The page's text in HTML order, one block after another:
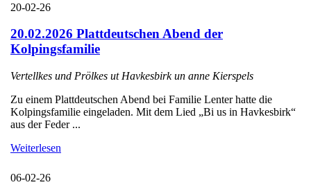
20-02-26
20.02.2026 Plattdeutschen Abend der
Kolpingsfamilie
Vertellkes und Prölkes ut Havkesbirk un anne Kierspels
Zu einem Plattdeutschen Abend bei Familie Lenter hatte die
Kolpingsfamilie eingeladen. Mit dem Lied „Bi us in Havkesbirk“
aus der Feder ...
Weiterlesen
06-02-26